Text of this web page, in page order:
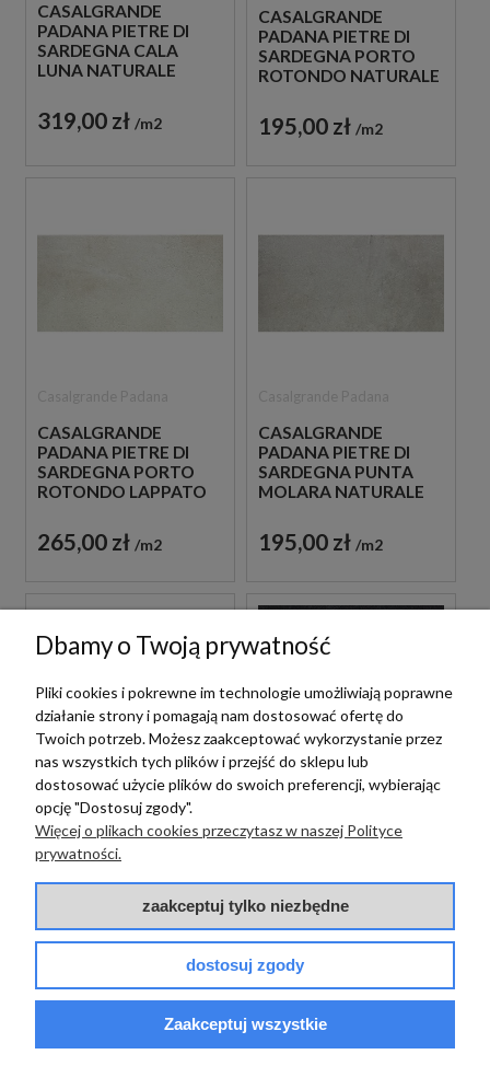
CASALGRANDE
PADANA PIETRE DI
SARDEGNA CALA
LUNA NATURALE
GRESOWE IMITUJĄCE
BETON
319,00 zł m2
CASALGRANDE
PADANA PIETRE DI
SARDEGNA PORTO
ROTONDO NATURALE
GRESOWE IMITUJĄCE
BETON
195,00 zł m2
CASALGRANDE
PADANA PIETRE DI
SARDEGNA PORTO
ROTONDO LAPPATO
GRESOWE IMITUJĄCE
BETON
265,00 zł m2
CASALGRANDE
PADANA PIETRE DI
SARDEGNA PUNTA
MOLARA NATURALE
GRESOWE IMITUJĄCE
BETON
195,00 zł m2
Casalgrande Padana
CASALGRANDE
PADANA PIETRE DI
SARDEGNA PUNTA
MOLARA LAPPATO
30X60 PŁYTKI
GRESOWE IMITUJĄCE
SARDEGNA
TAVOLARA GRIP
60X60-20MM PŁYTY
TARASOWE
GRESOWE IMITUJĄCE
BETON
315,00 zł
Dbamy o Twoją prywatność
Pliki cookies i pokrewne im technologie umożliwiają poprawne
działanie strony i pomagają nam dostosować ofertę do
Twoich potrzeb. Możesz zaakceptować wykorzystanie przez
nas wszystkich tych plików i przejść do sklepu lub
dostosować użycie plików do swoich preferencji, wybierając
opcję "Dostosuj zgody".
Więcej o plikach cookies przeczytasz w naszej Polityce
prywatności.
zaakceptuj tylko niezbędne
dostosuj zgody
Zaakceptuj wszystkie